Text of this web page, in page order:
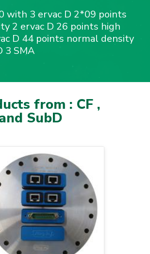
with 3 ervac D 2*09 points
2 ervac D 26 points high
D 44 points normal density
3 SMA
from : CF ,
SubD